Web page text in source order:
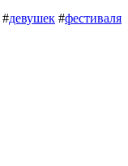
#девушек #фестиваля